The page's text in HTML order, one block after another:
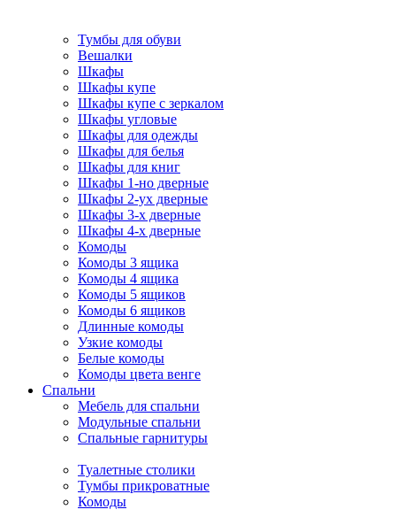
Тумбы для обуви
Вешалки
Шкафы
Шкафы купе
Шкафы купе с зеркалом
Шкафы угловые
Шкафы для одежды
Шкафы для белья
Шкафы для книг
Шкафы 1-но дверные
Шкафы 2-ух дверные
Шкафы 3-х дверные
Шкафы 4-х дверные
Комоды
Комоды 3 ящика
Комоды 4 ящика
Комоды 5 ящиков
Комоды 6 ящиков
Длинные комоды
Узкие комоды
Белые комоды
Комоды цвета венге
Спальни
Мебель для спальни
Модульные спальни
Спальные гарнитуры
Туалетные столики
Тумбы прикроватные
Комоды